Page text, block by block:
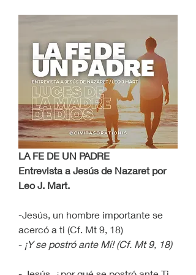
LA FE DE UN PADRE
Entrevista a Jesús de Nazaret por
Leo J. Mart.
-Jesús, un hombre importante se
acercó a ti (Cf. Mt 9, 18)
- ¡Y se postró ante Mí! (Cf. Mt 9, 18)